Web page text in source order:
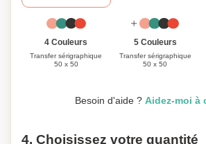
4 Couleurs
Transfer sérigraphique
50 x 50
5 Couleurs
Transfer sérigraphique
50 x 50
Besoin d'aide ? Aidez-moi à
4. Choisissez votre quantité